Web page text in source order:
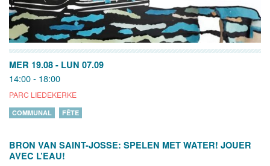
MER 19.08 - LUN 07.09
14:00 - 18:00
PARC LIEDEKERKE
COMMUNAL FÊTE
BRON VAN SAINT-JOSSE: SPELEN MET WATER! JOUER
AVEC L’EAU!